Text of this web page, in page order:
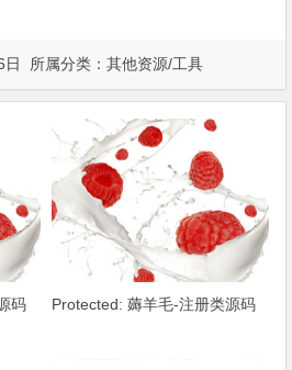
日 所属分类：其他资源/工具
码 Protected: 薅羊毛-注册类源码